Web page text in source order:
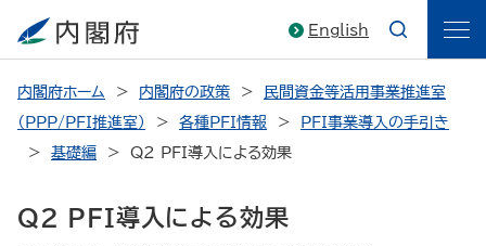
English
内閣府ホーム 内閣府の政策
民間資金等活用事業推進室
（PPP/PFI推進室）
各種PFI情報
PFI事業導入の手引き
基礎編
Q2 PFI導入による効果
Q2 PFI導入による効果